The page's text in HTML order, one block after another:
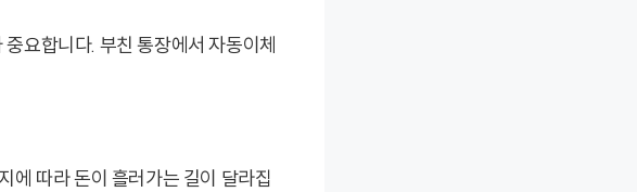
요합니다. 부친 통장에서 자동이체
에 따라 돈이 흘러가는 길이 달라집